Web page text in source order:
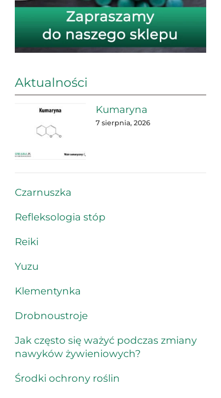
Aktualności
Kumaryna
7 sierpnia, 2026
Czarnuszka
Refleksologia stóp
Reiki
Yuzu
Klementynka
Drobnoustroje
Jak często się ważyć podczas zmiany
nawyków żywieniowych?
Środki ochrony roślin